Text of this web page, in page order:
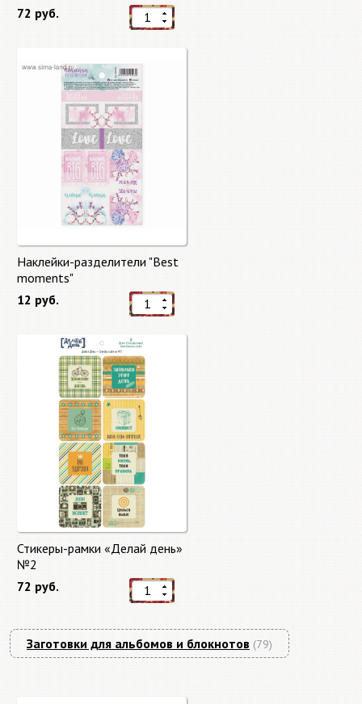
72 руб.
Наклейки-разделители "Best
moments"
12 руб.
Стикеры-рамки «Делай день»
№2
72 руб.
Заготовки для альбомов и блокнотов (79)